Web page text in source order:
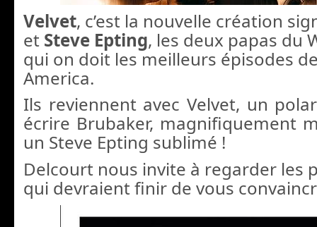
Velvet, c’est la nouvelle création
et Steve Epting, les deux papas du
qui on doit les meilleurs épisodes
America.
Ils reviennent avec Velvet, un
écrire Brubaker, magnifiquement
un Steve Epting sublimé !
Delcourt nous invite à regarder les
qui devraient finir de vous